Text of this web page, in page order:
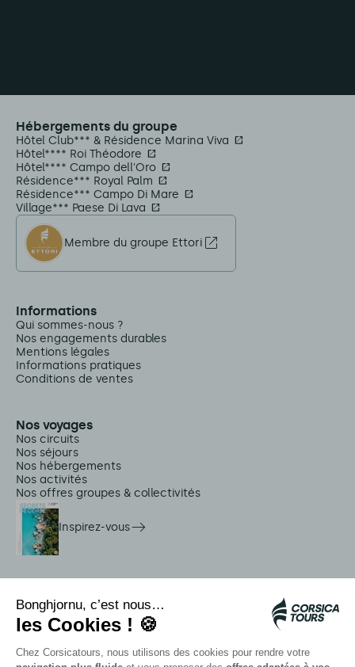
Hébergements du groupe
Hôtel Club*** & Résidence Marina Viva
Hôtel**** Roi Théodore
Hôtel**** Campo dell'Oro
Résidence*** Royal Palm
Résidence*** Campo Di Mare
Village*** Paese Di Lava
Membre du groupe Ettori
Informations
Qui sommes-nous ?
Nos engagements durables
Mentions légales
Informations pratiques
Conditions de ventes
Nos voyages
Nos circuits
Nos séjours
Nos hébergements
Nos activités
Nos offres groupes & collectivités
Inspirez-vous
Navettes Citadina
Alerte méduse
Autocars rapides bleus